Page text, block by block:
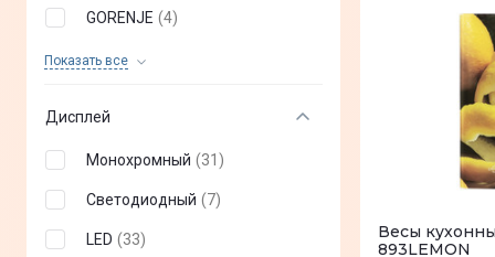
GORENJE (4)
Показать все
Beurer (20
Дисплей
Монохромный (31 )
Светодиодный (7)
LED (33)
Весы
893LEMON